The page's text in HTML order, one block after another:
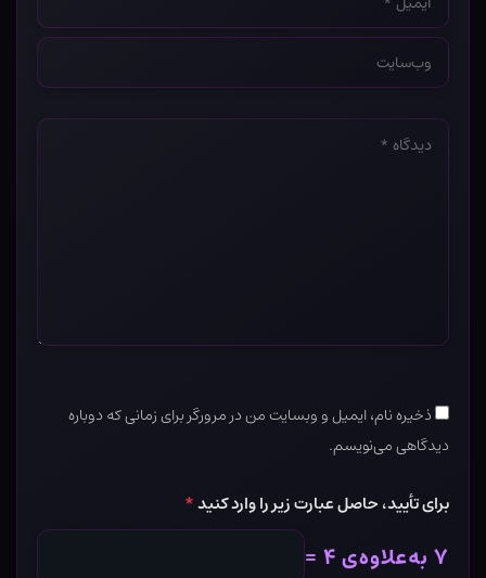
*
وب‌سایت
*
دیدگاه
ذخیره نام، ایمیل و وبسایت من در مرورگر برای زمانی که دوباره
دیدگاهی می‌نویسم.
برای تأیید، حاصل عبارت زیر را وارد کنید*
۷ به‌علاوه‌ی ۴ =